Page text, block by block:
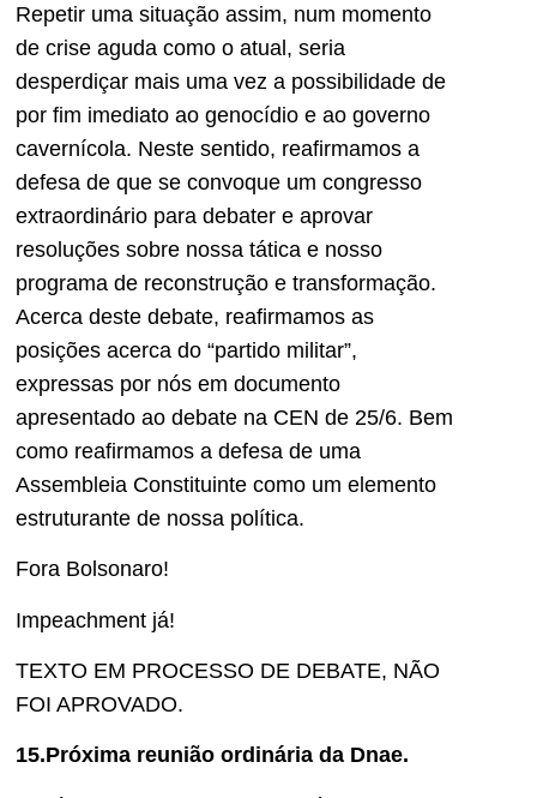
Repetir uma situação assim, num momento
de crise aguda como o atual, seria
desperdiçar mais uma vez a possibilidade de
por fim imediato ao genocídio e ao governo
cavernícola. Neste sentido, reafirmamos a
defesa de que se convoque um congresso
extraordinário para debater e aprovar
resoluções sobre nossa tática e nosso
programa de reconstrução e transformação.
Acerca deste debate, reafirmamos as
posições acerca do “partido militar”,
expressas por nós em documento
apresentado ao debate na CEN de 25/6. Bem
como reafirmamos a defesa de uma
Assembleia Constituinte como um elemento
estruturante de nossa política.
Fora Bolsonaro!
Impeachment já!
TEXTO EM PROCESSO DE DEBATE, NÃO
FOI APROVADO.
15.Próxima reunião ordinária da Dnae.